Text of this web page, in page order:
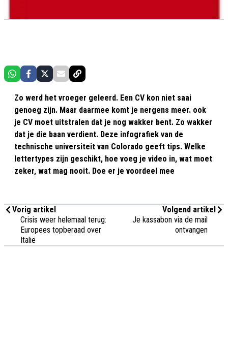
Zo werd het vroeger geleerd. Een CV kon niet saai
genoeg zijn. Maar daarmee komt je nergens meer. ook
je CV moet uitstralen dat je nog wakker bent. Zo wakker
dat je die baan verdient. Deze infografiek van de
technische universiteit van Colorado geeft tips. Welke
lettertypes zijn geschikt, hoe voeg je video in, wat moet
zeker, wat mag nooit. Doe er je voordeel mee
Vorig artikel
Crisis weer helemaal terug:
Europees topberaad over
Italië
Volgend artikel
Je kassabon via de mail
ontvangen